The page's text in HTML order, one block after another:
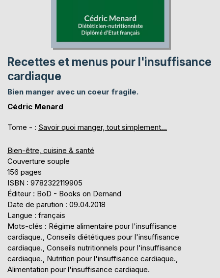
Recettes et menus pour l'insuffisance
cardiaque
Bien manger avec un coeur fragile.
Cédric Menard
Tome - : Savoir quoi manger, tout simplement...
Bien-être, cuisine & santé
Couverture souple
156 pages
ISBN : 9782322119905
Éditeur : BoD - Books on Demand
Date de parution : 09.04.2018
Langue : français
Mots-clés : Régime alimentaire pour l'insuffisance
cardiaque., Conseils diététiques pour l'insuffisance
cardiaque., Conseils nutritionnels pour l'insuffisance
cardiaque., Nutrition pour l'insuffisance cardiaque.,
Alimentation pour l'insuffisance cardiaque.